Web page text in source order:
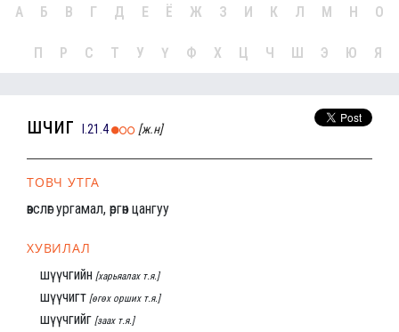
А Б В Г Д Е Ё Ж З И К Л М Н О
П Р С Т У Ү Ф Х Ц Ч Ш Э Ю Я
шүүчиг I.21.4 [ж.н]
ТОВЧ УТГА
өвслөг ургамал, өргөн цангуу
ХУВИЛАЛ
шүүчгийн [харьяалах т.я.]
шүүчигт [өгөх орших т.я.]
шүүчгийг [заах т.я.]